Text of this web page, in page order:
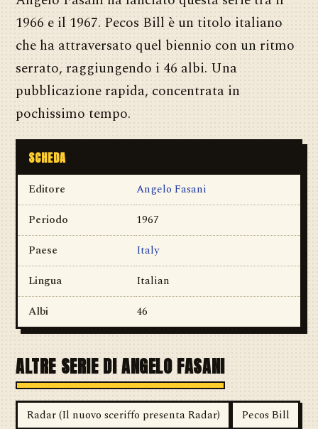
1966 e il 1967. Pecos Bill è un titolo italiano
che ha attraversato quel biennio con un ritmo
serrato, raggiungendo i 46 albi. Una
pubblicazione rapida, concentrata in
pochissimo tempo.
SCHEDA
Editore
Angelo Fasani
Periodo
1967
Paese
Italy
Lingua
Italian
Albi
46
ALTRE SERIE DI ANGELO FASANI
Radar (Il nuovo sceriffo presenta Radar) Pecos Bill